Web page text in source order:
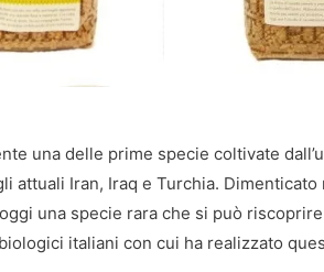
una delle prime specie coltivate
attuali Iran, Iraq e Turchia.
una specie rara che si può
italiani con cui ha realizzato